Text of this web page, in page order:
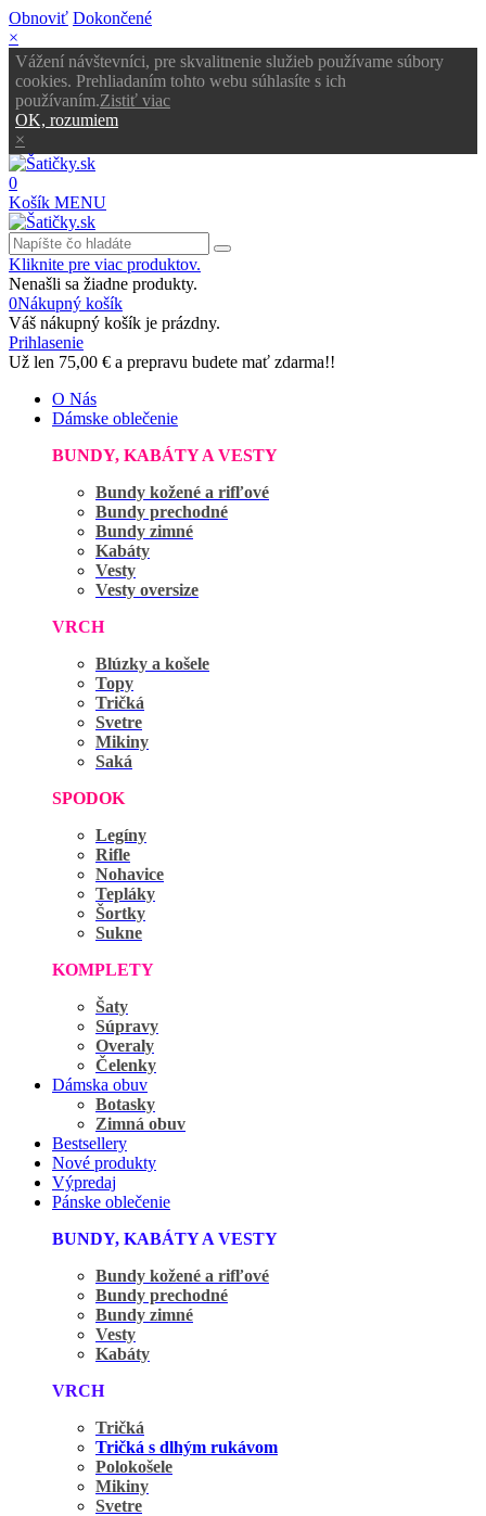
Obnoviť Dokončené
×
Vážení návštevníci, pre skvalitnenie služieb používame súbory
cookies. Prehliadaním tohto webu súhlasíte s ich
používaním.Zistiť viac
OK, rozumiem
×
0
Košík MENU
Kliknite pre viac produktov.
Nenašli sa žiadne produkty.
0Nákupný košík
Váš nákupný košík je prázdny.
Prihlasenie
Už len 75,00 € a prepravu budete mať zdarma!!
O Nás
Dámske oblečenie
BUNDY, KABÁTY A VESTY
Bundy kožené a rifľové
Bundy prechodné
Bundy zimné
Kabáty
Vesty
Vesty oversize
VRCH
Blúzky a košele
Topy
Tričká
Svetre
Mikiny
Saká
SPODOK
Legíny
Rifle
Nohavice
Tepláky
Šortky
Sukne
KOMPLETY
Šaty
Súpravy
Overaly
Čelenky
Dámska obuv
Botasky
Zimná obuv
Bestsellery
Nové produkty
Výpredaj
Pánske oblečenie
BUNDY, KABÁTY A VESTY
Bundy kožené a rifľové
Bundy prechodné
Bundy zimné
Vesty
Kabáty
VRCH
Tričká
Tričká s dlhým rukávom
Polokošele
Mikiny
Svetre